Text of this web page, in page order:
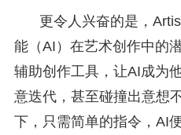
更令人兴奋的是，
能（AI）在艺术创作中的
辅助创作工具，让AI成为
意迭代，甚至碰撞出意想
下，只需简单的指令，AI